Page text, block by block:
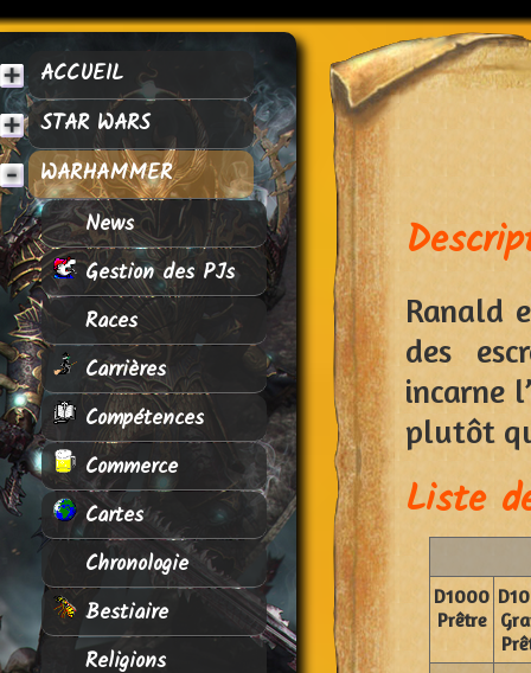
ACCUEIL
STAR WARS
WARHAMMER
News
Gestion des PJs
Races
Carrières
Compétences
Commerce
Cartes
Chronologie
Bestiaire
Religions
Ranald
des
incarne
plutôt
Liste
D1000
Prêtre